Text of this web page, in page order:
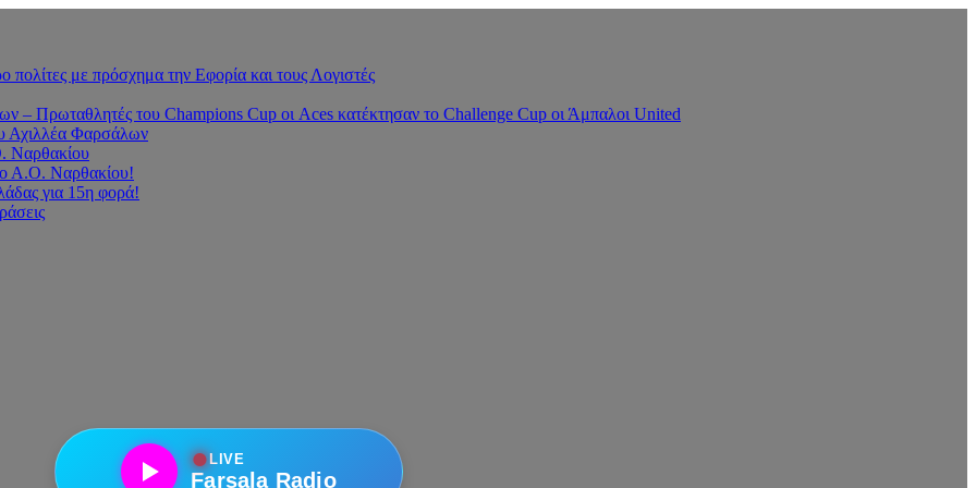
με πρόσχημα την Εφορία και τους Λογιστές
Πρωταθλητές του Champions Cup οι Aces κατέκτησαν το Challenge Cup οι Άμπαλοι United
Αχιλλέα Φαρσάλων
Ναρθακίου
ο Α.Ο. Ναρθακίου!
για 15η φορά!
●LIVE
Farsala Radio